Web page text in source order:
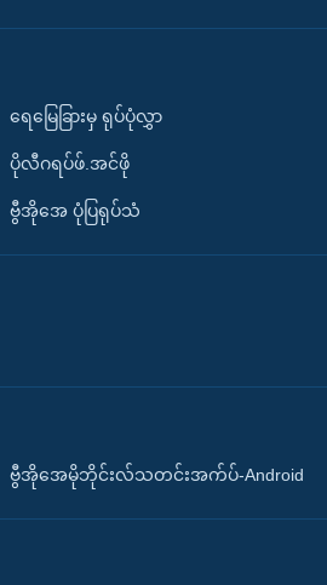
ရေမြေခြားမှ ရုပ်ပုံလွှာ
ပိုလီဂရပ်ဖ်.အင်ဖို
ဗွီအိုအေ ပုံပြရုပ်သံ
ဗွီအိုအေမိုဘိုင်းလ်သတင်းအက်ပ်-Android